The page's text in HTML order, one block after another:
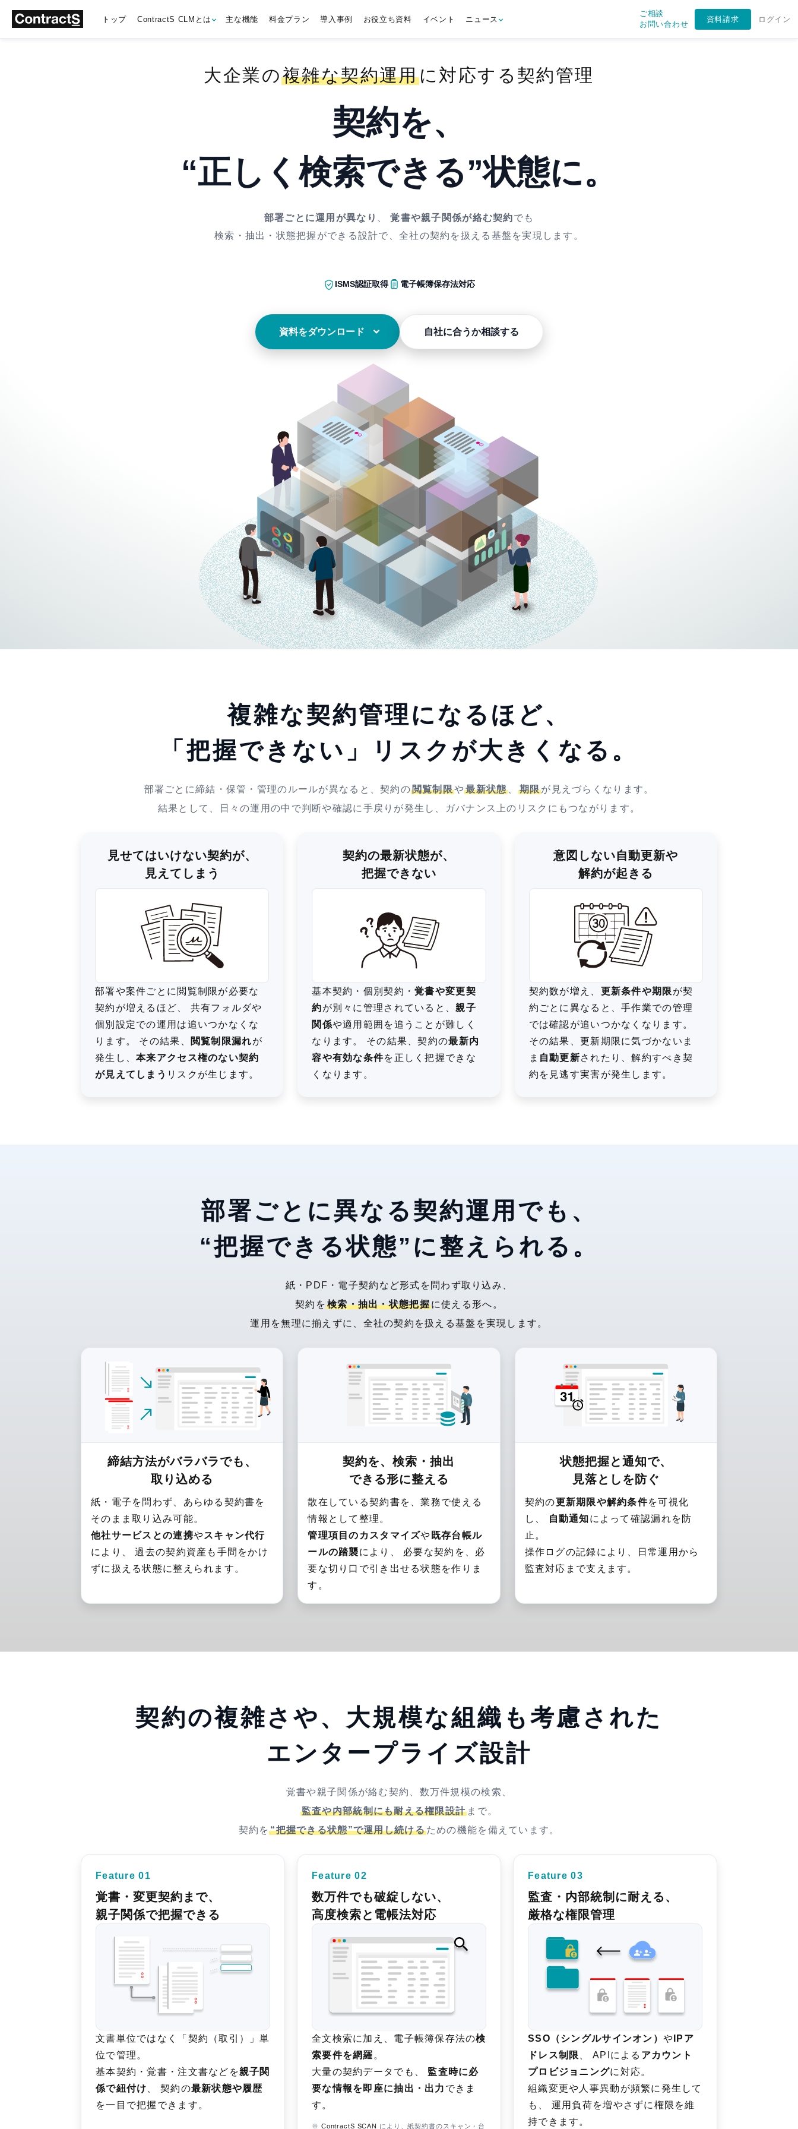
トップ ContractS CLMとは 主な機能 料金プラン 導入事例 お役立ち資料 イベント ニュース
ご相談
お問い合わせ
資料請求 ログイン
大企業の複雑な契約運用に 対応する契約管理
契約を、
“正しく検索できる”状態に。
部署ごとに運用が異なり 、覚書や親子関係が絡む契約でも
検索・抽出・状態把握ができる設計で、全社の契約を扱える基盤を実現します。
ISMS認証取得 電子帳簿保存法対応
資料をダウンロード 自社に合うか相談する
複雑な契約管理になるほど、
「把握できない」リスクが大きくなる。
部署ごとに締結・保管・管理のルールが異なると、契約の閲覧制限や最新状態 期限が見えづらくなります。
結果として、日々の運用の中で判断や確認に手戻りが発生し、ガバナンス上のリスクにもつながります。
見せてはいけない契約が、
見えてしまう
部署や案件ごとに閲覧制限が必要な
契約が増えるほど、 共有フォルダや
個別設定での運用は追いつかなくな
ります。 その結果、
閲覧制限漏れが
発生し、本来アクセス権のない契約
が見えてしまう リスクが生じます。
契約の最新状態が、
把握できない
基本契約・個別契約・覚書や変更契
約が別々に管理されていると、親子
関係や適用範囲を追うことが難しく
なります。 その結果、契約の最新内
容や有効な条件を正しく把握できな
くなります。
意図しない自動更新や
解約が起きる
契約数が増え、 更新条件や期限 が契
約ごとに異なると、手作業での管理
では確認が追いつかなくなります。
その結果、更新期限に気づかないま
ま 自動更新されたり、解約すべき契
約を見逃す実害が発生します。
部署ごとに異なる契約運用でも、
“把握できる状態”に整えられる。
紙・PDF・電子契約など形式を問わず取り込み、
契約を検索・抽出・状態把握に使える形へ。
運用を無理に揃えずに、全社の契約を扱える基盤を実現します。
締結方法がバラバラでも、
取り込める
紙・電子を問わず、あらゆる契約書を
そのまま取り込み可能。
他社サービスとの連携やスキャン代行
により、 過去の契約資産も手間をかけ
ずに扱える状態に整えられます。
契約を、検索・抽出
できる形に整える
散在している契約書を、業務で使える
情報として整理。
管理項目のカスタマイズや 既存台帳ル
ールの踏襲により、 必要な契約を、必
要な切り口で引き出せる状態を作りま
す。
状態把握と通知で、
見落としを防ぐ
契約の更新期限や解約条件を可視化
し、
自動通知によって確認漏れを防
止。
操作ログの記録により、日常運用から
監査対応まで支えます。
契約の複雑さや、大規模な組織も 考慮された
エンタープライズ設計
覚書や親子関係が絡む契約、数万件規模の検索、
監査や内部統制にも耐える権限設計 まで。
契約を“把握できる状態”で運用し続けるための機能を備えています。
Feature 01
覚書・変更契約まで、
親子関係で把握できる
文書単位ではなく「契約（取引）」単
位で管理。
基本契約・覚書・注文書などを親子関
係で紐付け 、 契約の最新状態や履歴
を一目で把握できます。
Feature 02
数万件でも破綻しない、
高度検索と電帳法対応
全文検索に加え、電子帳簿保存法の検
索要件を網羅 。
大量の契約データでも、 監査時に必
要な情報を即座に抽出・出力 できま
す。
※ ContractS SCAN により、紙契約書のスキャン・台
Feature 03
監査・内部統制に耐える、
厳格な権限管理
SSO（シングルサインオン） や IPア
ドレス制限
、 APIによる アカウント
プロビジョニングに対応。
組織変更や人事異動が頻繁に発生して
も、 運用負荷を増やさずに権限を維
持できます。